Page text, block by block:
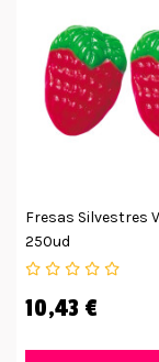
Fresas Silvestres
250ud
10,43 €